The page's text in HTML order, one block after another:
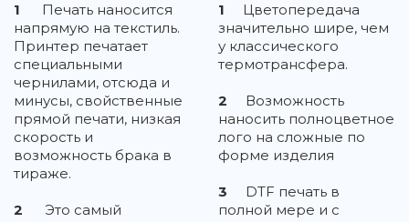
1
Печать наносится
напрямую на текстиль.
Принтер печатает
специальными
чернилами, отсюда и
минусы, свойственные
прямой печати, низкая
скорость и
возможность брака в
тираже.
2
Это самый
1
Цветопередача
значительно шире, чем
у классического
термотрансфера.
2
Возможность
наносить полноцветное
лого на сложные по
форме изделия
3
DTF печать в
полной мере и с